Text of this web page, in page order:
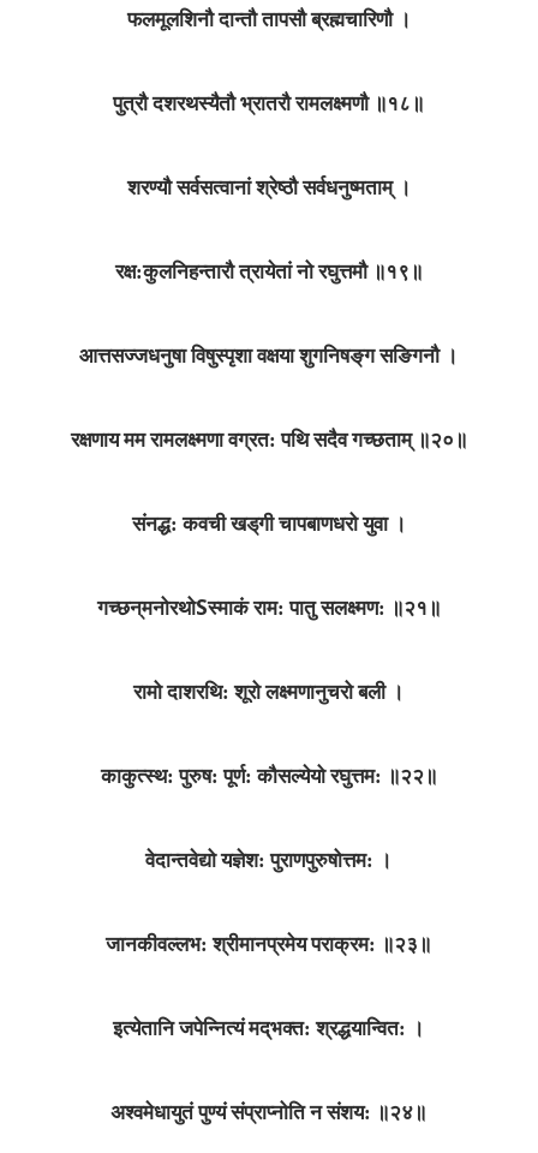
फलमूलशिनौ दान्तौ तापसौ ब्रह्मचारिणौ ।
पुत्रौ दशरथस्यैतौ भ्रातरौ रामलक्ष्मणौ ॥१८॥
शरण्यौ सर्वसत्वानां श्रेष्ठौ सर्वधनुष्मताम्‌ ।
रक्ष:कुलनिहन्तारौ त्रायेतां नो रघुत्तमौ ॥१९॥
आत्तसज्जधनुषा विषुस्पृशा वक्षया शुगनिषङ्‌ग सङि‌गनौ ।
रक्षणाय मम रामलक्ष्मणा वग्रत: पथि सदैव गच्छताम्‌ ॥२०॥
संनद्ध: कवची खड्‌गी चापबाणधरो युवा ।
गच्छन्‌मनोरथोSस्माकं राम: पातु सलक्ष्मण: ॥२१॥
रामो दाशरथि: शूरो लक्ष्मणानुचरो बली ।
काकुत्स्थ: पुरुष: पूर्ण: कौसल्येयो रघुत्तम: ॥२२॥
वेदान्तवेद्यो यज्ञेश: पुराणपुरुषोत्तम: ।
जानकीवल्लभ: श्रीमानप्रमेय पराक्रम: ॥२३॥
इत्येतानि जपेन्नित्यं मद्‌भक्त: श्रद्धयान्वित: ।
अश्वमेधायुतं पुण्यं संप्राप्नोति न संशय: ॥२४॥